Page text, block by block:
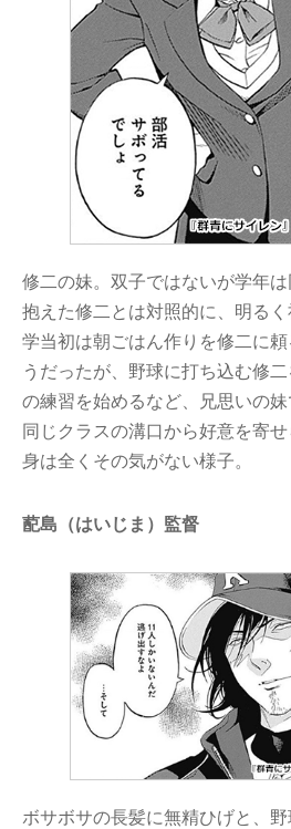
修二の妹。双子ではないが学年
抱えた修二とは対照的に、明る
学当初は朝ごはん作りを修二に
うだったが、野球に打ち込む修
の練習を始めるなど、兄思いの妹
同じクラスの溝口から好意を寄
身は全くその気がない様子。
蓜島（はいじま）監督
ボサボサの長髪に無精ひげと、